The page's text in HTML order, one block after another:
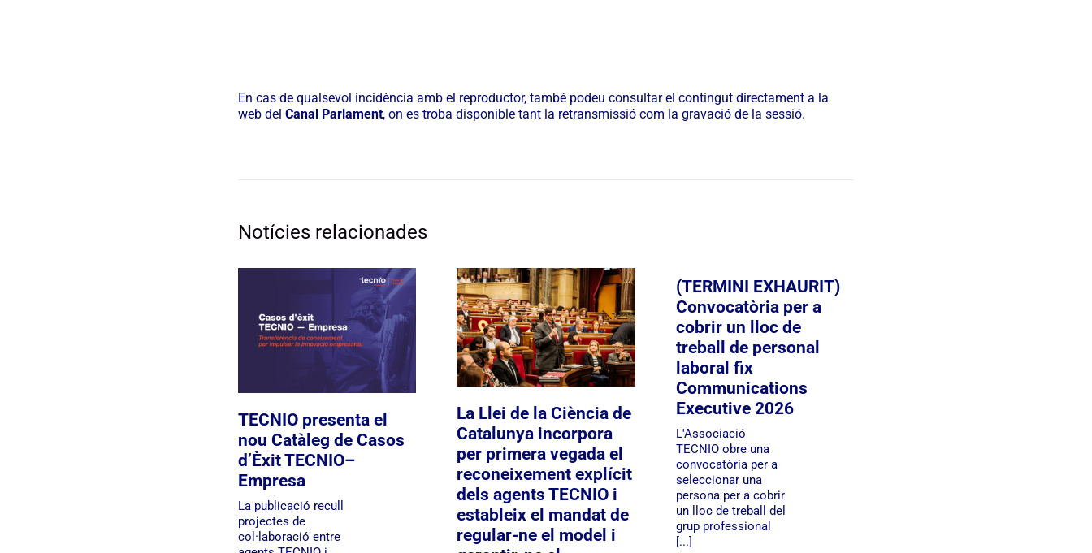
En cas de qualsevol incidència amb el reproductor, també podeu consultar el contingut directament a la
web delCanal Parlament, on es troba disponible tant la retransmissió com la gravació de la sessió.
Notícies relacionades
TECNIO presenta el
nou Catàleg de Casos
d’Èxit TECNIO–
Empresa
La publicació recull
projectes de
col·laboració entre
La Llei de la Ciència de
Catalunya incorpora
per primera vegada el
reconeixement explícit
dels agents TECNIO i
estableix el mandat de
regular-ne el model i
(TERMINI EXHAURIT)
Convocatòria per a
cobrir un lloc de
treball de personal
laboral fix
Communications
Executive 2026
L'Associació
TECNIO obre una
convocatòria per a
seleccionar una
persona per a cobrir
un lloc de treball del
grup professional
[...]